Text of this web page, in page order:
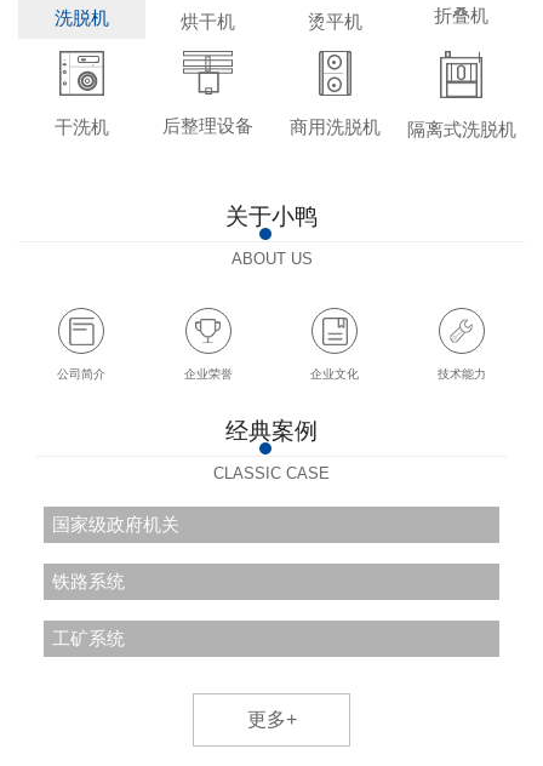
洗脱机
隔离式洗脱机
全自动洗脱机
烘干机
燃气烘干机
洁净烘干机
自动烘干机
烫平机
槽式熨平机
烫平机
折叠机
折叠机
干洗机 后整理设备
水洗万能夹机
水洗领袖夹机
干洗万能夹机
多功能烫台
人像机
商用洗脱机
下洗上烘一体
隔离式洗脱机
关于小鸭
ABOUT US
公司简介 企业荣誉 企业文化 技术能力
经典案例
CLASSIC CASE
国家级政府机关
铁路系统
工矿系统
更多+